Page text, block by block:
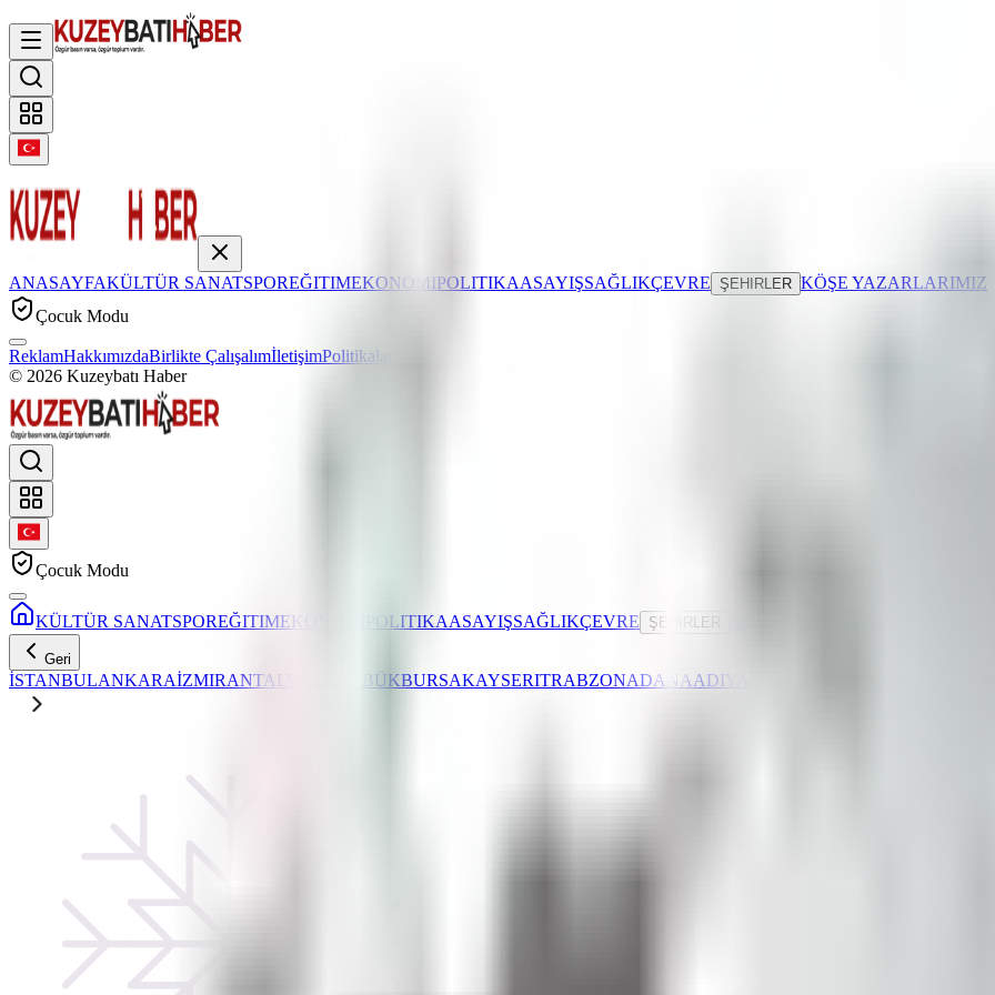
ANASAYFAKÜLTÜR SANATSPOREĞITIMEKONOMIPOLITIKAASAYIŞSAĞLIKÇEVRE ŞEHIRLER KÖŞE YAZARLARIMIZ
Çocuk Modu
ReklamHakkımızdaBirlikte ÇalışalımİletişimPolitikalar
© 2026 Kuzeybatı Haber
Çocuk Modu
KÜLTÜR SANATSPOREĞITIMEKONOMI POLITIKAASAYIŞSAĞLIKÇEVRE ŞEHIRLER
Geri
İSTANBULANKARAİZMIRANTALYA KARABÜKBURSAKAYSERITRABZONADANAADIYAMAN